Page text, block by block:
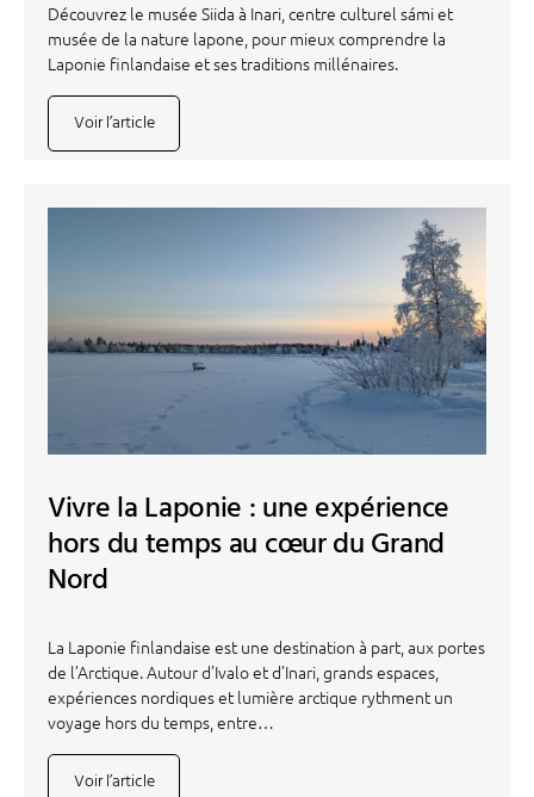
Découvrez le musée Siida à Inari, centre culturel sámi et
musée de la nature lapone, pour mieux comprendre la
Laponie finlandaise et ses traditions millénaires.
Voir l’article
Vivre la Laponie : une expérience
hors du temps au cœur du Grand
Nord
La Laponie finlandaise est une destination à part, aux portes
de l’Arctique. Autour d’Ivalo et d’Inari, grands espaces,
expériences nordiques et lumière arctique rythment un
voyage hors du temps, entre…
Voir l’article